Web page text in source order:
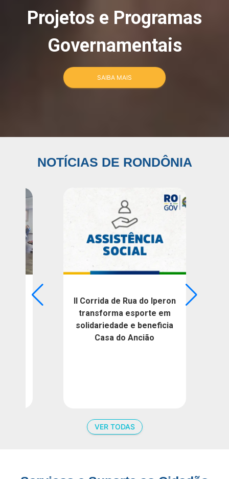
Projetos e Programas
Governamentais
SAIBA MAIS
NOTÍCIAS DE RONDÔNIA
II Corrida de Rua do Iperon
transforma esporte em
solidariedade e beneficia
Casa do Ancião
VER TODAS